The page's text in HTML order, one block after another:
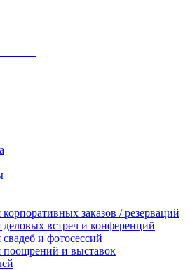
заказов / резерваций
встреч и конференций
и фотосессий
поощрений и выставок